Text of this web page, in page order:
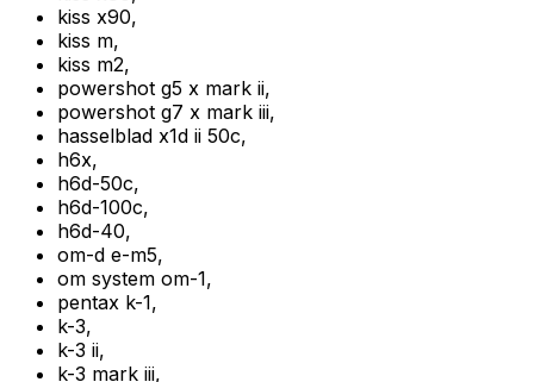
kiss x90,
kiss m,
kiss m2,
powershot g5 x mark ii,
powershot g7 x mark iii,
hasselblad x1d ii 50c,
h6x,
h6d-50c,
h6d-100c,
h6d-40,
om-d e-m5,
om system om-1,
pentax k-1,
k-3,
k-3 ii,
k-3 mark iii,